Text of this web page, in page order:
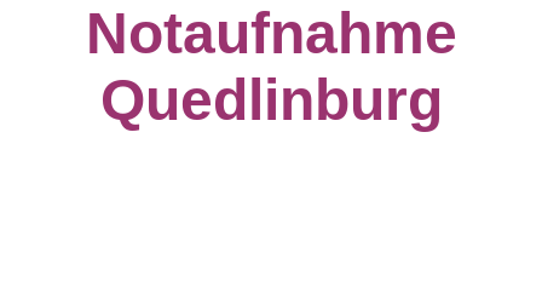
Notaufnahme
Quedlinburg